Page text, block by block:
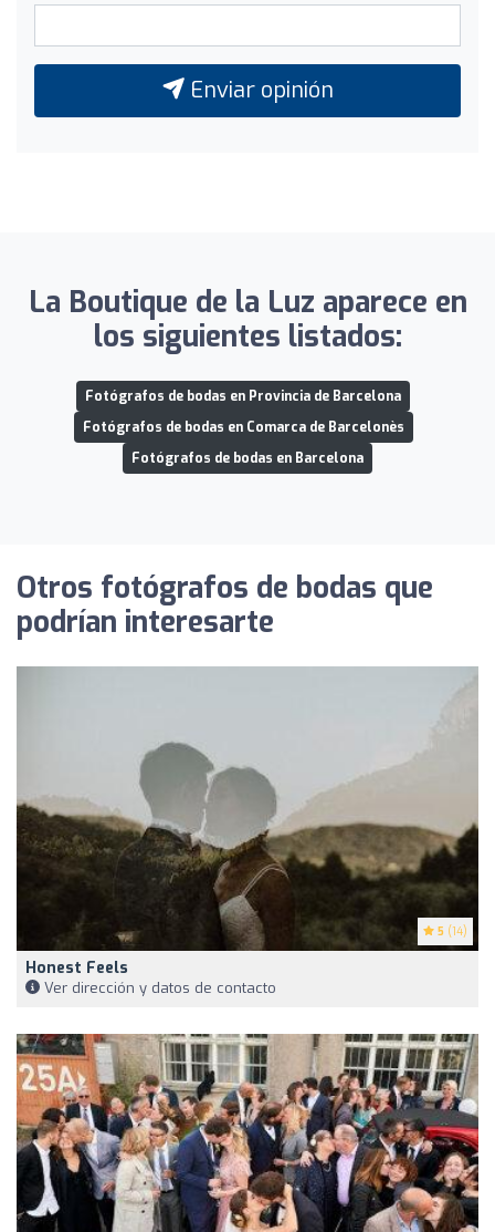
Enviar opinión
La Boutique de la Luz aparece en
los siguientes listados:
Fotógrafos de bodas en Provincia de Barcelona
Fotógrafos de bodas en Comarca de Barcelonès
Fotógrafos de bodas en Barcelona
Otros fotógrafos de bodas que
podrían interesarte
5 (14)
Honest Feels
Ver dirección y datos de contacto